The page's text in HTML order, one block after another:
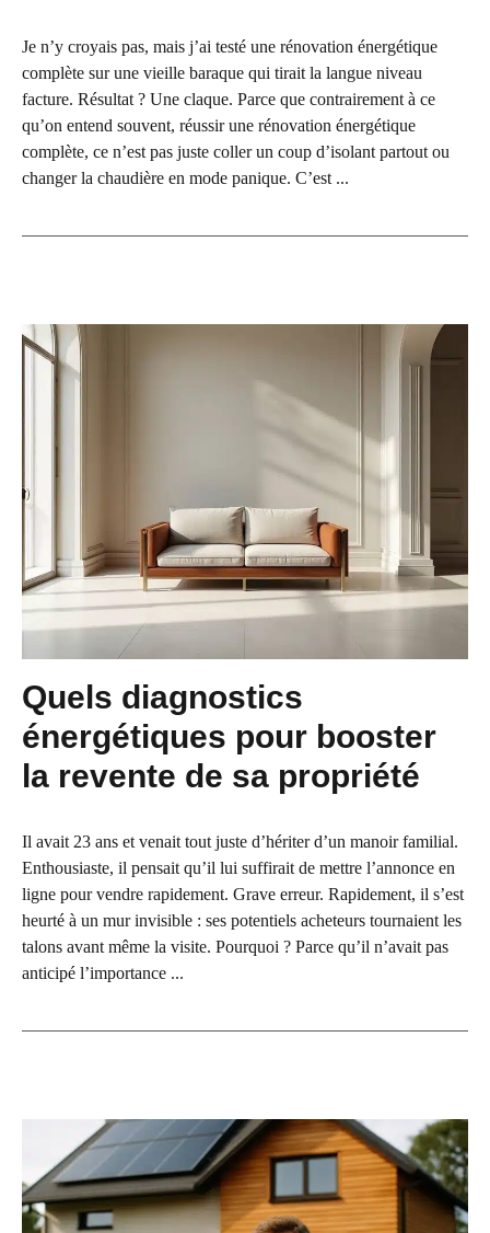
Je n’y croyais pas, mais j’ai testé une rénovation énergétique
complète sur une vieille baraque qui tirait la langue niveau
facture. Résultat ? Une claque. Parce que contrairement à ce
qu’on entend souvent, réussir une rénovation énergétique
complète, ce n’est pas juste coller un coup d’isolant partout ou
changer la chaudière en mode panique. C’est ...
Quels diagnostics
énergétiques pour booster
la revente de sa propriété
Il avait 23 ans et venait tout juste d’hériter d’un manoir familial.
Enthousiaste, il pensait qu’il lui suffirait de mettre l’annonce en
ligne pour vendre rapidement. Grave erreur. Rapidement, il s’est
heurté à un mur invisible : ses potentiels acheteurs tournaient les
talons avant même la visite. Pourquoi ? Parce qu’il n’avait pas
anticipé l’importance ...